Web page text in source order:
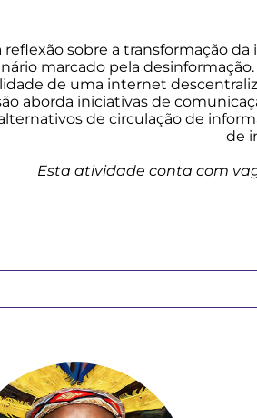
sobre a transformação
marcado pela
de uma internet
aborda iniciativas de
de circulação de
de
Esta atividade conta com